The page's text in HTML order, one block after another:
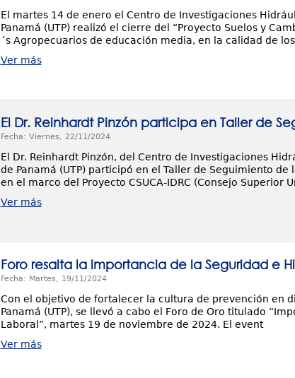
El martes 14 de enero el Centro de Investigaciones
Panamá (UTP) realizó el cierre del “Proyecto Suelos y
´s Agropecuarios de educación media, en la calidad de
Ver más
El Dr. Reinhardt Pinzón participa en Taller de
Fecha: Viernes, 22/11/2024
El Dr. Reinhardt Pinzón, del Centro de Investigaciones
de Panamá (UTP) participó en el Taller de Seguimiento
en el marco del Proyecto CSUCA-IDRC (Consejo Superior
Ver más
Foro resalta la importancia de la Seguridad e
Fecha: Martes, 19/11/2024
Con el objetivo de fortalecer la cultura de prevención en
Panamá (UTP), se llevó a cabo el Foro de Oro titulado
Laboral”, martes 19 de noviembre de 2024. El event
Ver más